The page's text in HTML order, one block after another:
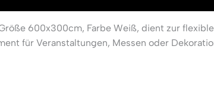
600x300cm, Farbe Weiß, dient zur
für Veranstaltungen, Messen oder